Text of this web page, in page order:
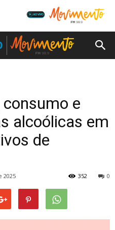
e
alcoólicas em
de
2025 0
352